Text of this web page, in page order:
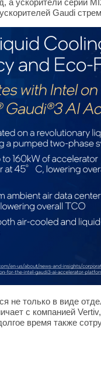
а ускорители серии
Gaudi
не только в виде
с компанией
время также